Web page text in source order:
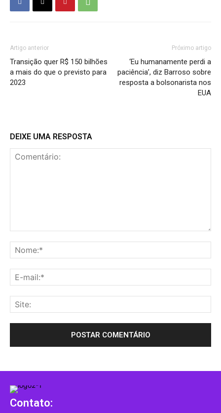
Artigo anterior
Transição quer R$ 150 bilhões
a mais do que o previsto para
2023
Próximo artigo
‘Eu humanamente perdi a
paciência’, diz Barroso sobre
resposta a bolsonarista nos
EUA
DEIXE UMA RESPOSTA
Contato: